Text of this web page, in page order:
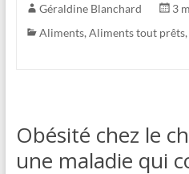
Géraldine Blanchard
3
Aliments, Aliments tout prêts,
Obésité chez le
une maladie qui